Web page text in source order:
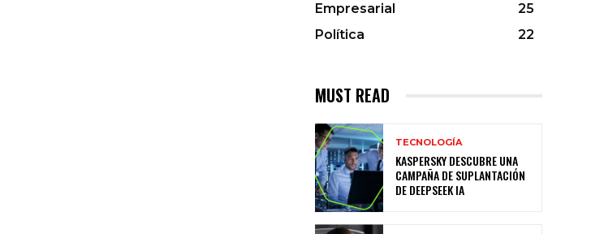
Empresarial
25
Política
22
MUST READ
TECNOLOGÍA
KASPERSKY DESCUBRE UNA
CAMPAÑA DE SUPLANTACIÓN
DE DEEPSEEK IA